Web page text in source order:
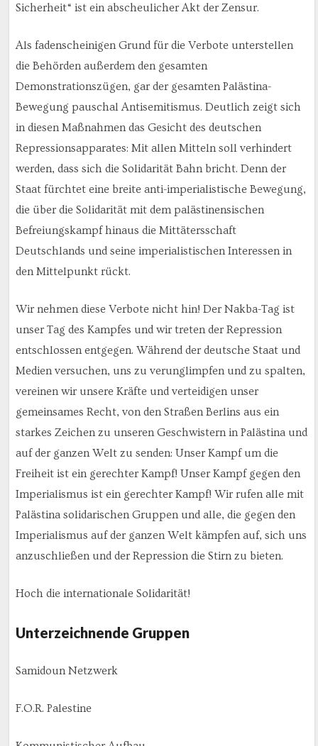
Sicherheit“ ist ein abscheulicher Akt der Zensur.
Als fadenscheinigen Grund für die Verbote unterstellen
die Behörden außerdem den gesamten
Demonstrationszügen, gar der gesamten Palästina-
Bewegung pauschal Antisemitismus. Deutlich zeigt sich
in diesen Maßnahmen das Gesicht des deutschen
Repressionsapparates: Mit allen Mitteln soll verhindert
werden, dass sich die Solidarität Bahn bricht. Denn der
Staat fürchtet eine breite anti-imperialistische Bewegung,
die über die Solidarität mit dem palästinensischen
Befreiungskampf hinaus die Mittätersschaft
Deutschlands und seine imperialistischen Interessen in
den Mittelpunkt rückt.
Wir nehmen diese Verbote nicht hin! Der Nakba-Tag ist
unser Tag des Kampfes und wir treten der Repression
entschlossen entgegen. Während der deutsche Staat und
Medien versuchen, uns zu verunglimpfen und zu spalten,
vereinen wir unsere Kräfte und verteidigen unser
gemeinsames Recht, von den Straßen Berlins aus ein
starkes Zeichen zu unseren Geschwistern in Palästina und
auf der ganzen Welt zu senden: Unser Kampf um die
Freiheit ist ein gerechter Kampf! Unser Kampf gegen den
Imperialismus ist ein gerechter Kampf! Wir rufen alle mit
Palästina solidarischen Gruppen und alle, die gegen den
Imperialismus auf der ganzen Welt kämpfen auf, sich uns
anzuschließen und der Repression die Stirn zu bieten.
Hoch die internationale Solidarität!
Unterzeichnende Gruppen
Samidoun Netzwerk
F.O.R. Palestine